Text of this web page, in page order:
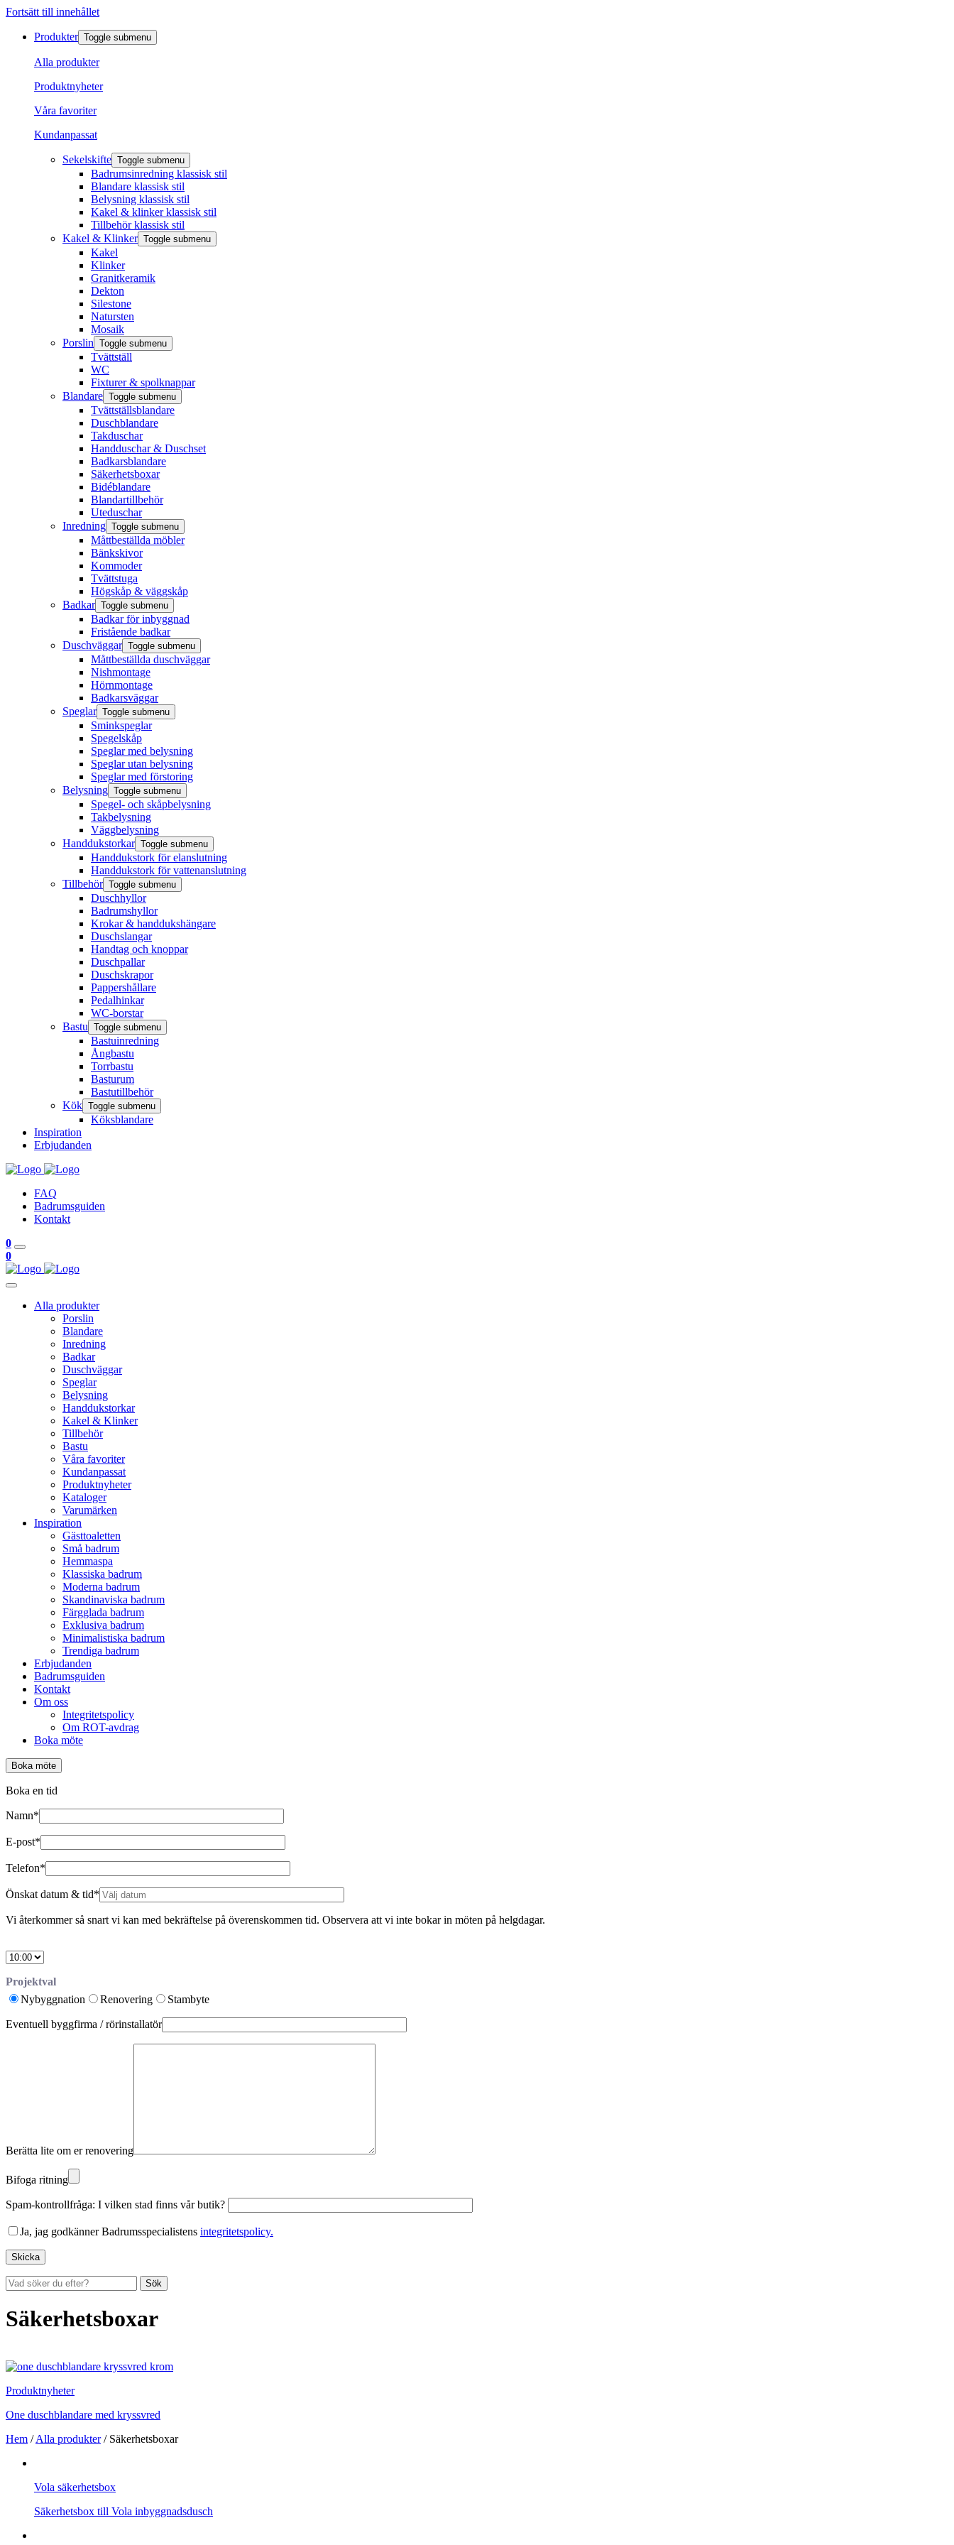
Fortsätt till innehållet
Produkter Toggle submenu
Alla produkter
Produktnyheter
Våra favoriter
Kundanpassat
Sekelskifte Toggle submenu
Badrumsinredning klassisk stil
Blandare klassisk stil
Belysning klassisk stil
Kakel & klinker klassisk stil
Tillbehör klassisk stil
Kakel & Klinker Toggle submenu
Kakel
Klinker
Granitkeramik
Dekton
Silestone
Natursten
Mosaik
Porslin Toggle submenu
Tvättställ
WC
Fixturer & spolknappar
Blandare Toggle submenu
Tvättställsblandare
Duschblandare
Takduschar
Handduschar & Duschset
Badkarsblandare
Säkerhetsboxar
Bidéblandare
Blandartillbehör
Uteduschar
Inredning Toggle submenu
Måttbeställda möbler
Bänkskivor
Kommoder
Tvättstuga
Högskåp & väggskåp
Badkar Toggle submenu
Badkar för inbyggnad
Fristående badkar
Duschväggar Toggle submenu
Måttbeställda duschväggar
Nishmontage
Hörnmontage
Badkarsväggar
Speglar Toggle submenu
Sminkspeglar
Spegelskåp
Speglar med belysning
Speglar utan belysning
Speglar med förstoring
Belysning Toggle submenu
Spegel- och skåpbelysning
Takbelysning
Väggbelysning
Handdukstorkar Toggle submenu
Handdukstork för elanslutning
Handdukstork för vattenanslutning
Tillbehör Toggle submenu
Duschhyllor
Badrumshyllor
Krokar & handdukshängare
Duschslangar
Handtag och knoppar
Duschpallar
Duschskrapor
Pappershållare
Pedalhinkar
WC-borstar
Bastu Toggle submenu
Bastuinredning
Ångbastu
Torrbastu
Basturum
Bastutillbehör
Kök Toggle submenu
Köksblandare
Inspiration
Erbjudanden
FAQ
Badrumsguiden
Kontakt
0
0
Alla produkter
Porslin
Blandare
Inredning
Badkar
Duschväggar
Speglar
Belysning
Handdukstorkar
Kakel & Klinker
Tillbehör
Bastu
Våra favoriter
Kundanpassat
Produktnyheter
Kataloger
Varumärken
Inspiration
Gästtoaletten
Små badrum
Hemmaspa
Klassiska badrum
Moderna badrum
Skandinaviska badrum
Färgglada badrum
Exklusiva badrum
Minimalistiska badrum
Trendiga badrum
Erbjudanden
Badrumsguiden
Kontakt
Om oss
Integritetspolicy
Om ROT-avdrag
Boka möte
Boka möte
Boka en tid
Namn*
E-post*
Telefon*
Önskat datum & tid*
Vi återkommer så snart vi kan med bekräftelse på överenskommen tid. Observera att vi inte bokar in möten på helgdagar.
tid
Projektval
Nybyggnation
Renovering Stambyte
Eventuell byggfirma / rörinstallatör
Berätta lite om er renovering
Bifoga ritning
Spam-kontrollfråga: I vilken stad finns vår butik?
Ja, jag godkänner Badrumsspecialistens integritetspolicy.
Sök
Säkerhetsboxar
Produktnyheter
One duschblandare med kryssvred
Hem /Alla produkter/ Säkerhetsboxar
Vola säkerhetsbox
Säkerhetsbox till Vola inbyggnadsdusch